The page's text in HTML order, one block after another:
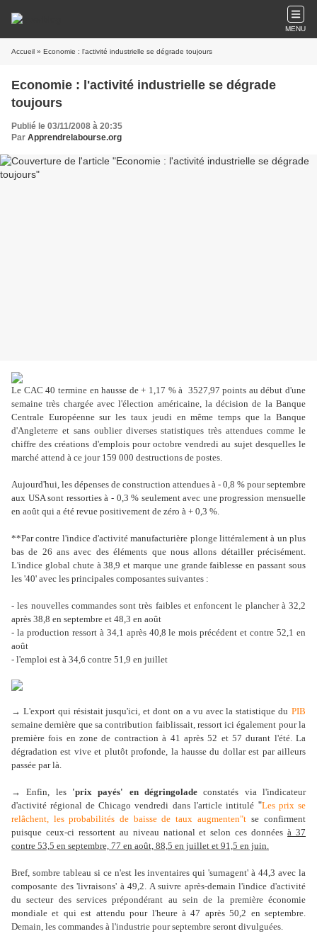
MENU
Accueil » Economie : l'activité industrielle se dégrade toujours
Economie : l'activité industrielle se dégrade
toujours
Publié le 03/11/2008 à 20:35
Par Apprendrelabourse.org
Le CAC 40 termine en hausse de + 1,17 % à 3527,97 points au début d'une
semaine très chargée avec l'élection américaine, la décision de la Banque
Centrale Européenne sur les taux jeudi en même temps que la Banque
d'Angleterre et sans oublier diverses statistiques très attendues comme le
chiffre des créations d'emplois pour octobre vendredi au sujet desquelles le
marché attend à ce jour 159 000 destructions de postes.
Aujourd'hui, les dépenses de construction attendues à - 0,8 % pour septembre
aux USA sont ressorties à - 0,3 % seulement avec une progression mensuelle
en août qui a été revue positivement de zéro à + 0,3 %.
**Par contre l'indice d'activité manufacturière plonge littéralement à un plus
bas de 26 ans avec des éléments que nous allons détailler précisément.
L'indice global chute à 38,9 et marque une grande faiblesse en passant sous
les '40' avec les principales composantes suivantes :
- les nouvelles commandes sont très faibles et enfoncent le plancher à 32,2
après 38,8 en septembre et 48,3 en août
- la production ressort à 34,1 après 40,8 le mois précédent et contre 52,1 en
août
- l'emploi est à 34,6 contre 51,9 en juillet
→ L'export qui résistait jusqu'ici, et dont on a vu avec la statistique du PIB
semaine dernière que sa contribution faiblissait, ressort ici également pour la
première fois en zone de contraction à 41 après 52 et 57 durant l'été. La
dégradation est vive et plutôt profonde, la hausse du dollar est par ailleurs
passée par là.
→ Enfin, les 'prix payés' en dégringolade constatés via l'indicateur
d'activité régional de Chicago vendredi dans l'article intitulé"Les prix se
relâchent, les probabilités de baisse de taux augmenten"t se confirment
puisque ceux-ci ressortent au niveau national et selon ces donnéesà 37
contre 53,5 en septembre, 77 en août, 88,5 en juillet et 91,5 en juin.
Bref, sombre tableau si ce n'est les inventaires qui 'surnagent' à 44,3 avec la
composante des 'livraisons' à 49,2. A suivre après-demain l'indice d'activité
du secteur des services prépondérant au sein de la première économie
mondiale et qui est attendu pour l'heure à 47 après 50,2 en septembre.
Demain, les commandes à l'industrie pour septembre seront divulguées.